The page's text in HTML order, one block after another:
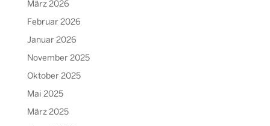
März 2026
Februar 2026
Januar 2026
November 2025
Oktober 2025
Mai 2025
März 2025